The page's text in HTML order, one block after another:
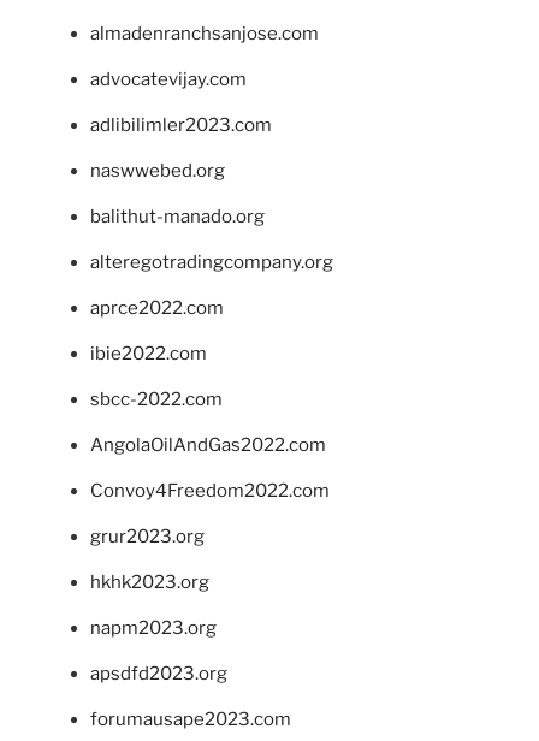
almadenranchsanjose.com
advocatevijay.com
adlibilimler2023.com
naswwebed.org
balithut-manado.org
alteregotradingcompany.org
aprce2022.com
ibie2022.com
sbcc-2022.com
AngolaOilAndGas2022.com
Convoy4Freedom2022.com
grur2023.org
hkhk2023.org
napm2023.org
apsdfd2023.org
forumausape2023.com